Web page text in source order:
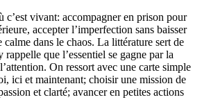
c’est vivant: accompagner en prison pour
accepter l’imperfection sans baisser
calme dans le chaos. La littérature sert de
rappelle que l’essentiel se gagne par la
On ressort avec une carte simple
ici et maintenant; choisir une mission de
et clarté; avancer en petites actions